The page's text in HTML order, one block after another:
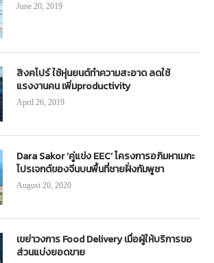
June 20, 2019
สิงคโปร์ ใช้หุ่นยนต์ทำความสะอาด ลดใช้
แรงงานคน เพิ่มproductivity
April 26, 2019
Dara Sakor ‘คู่แข่ง EEC’ โครงการอภิมหาเมกะ
โปรเจกต์ของจีนบนพื้นที่ชายฝั่งกัมพูชา
August 20, 2020
เขย่าวงการ Food Delivery เมื่อผู้ให้บริการขอ
ส่วนแบ่งยอดขาย